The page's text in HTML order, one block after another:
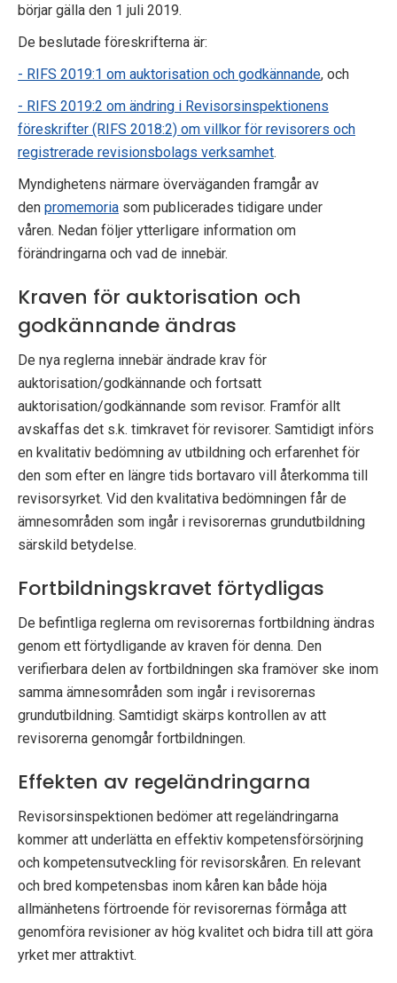
börjar gälla den 1 juli 2019.
De beslutade föreskrifterna är:
- RIFS 2019:1 om auktorisation och godkännande, och
- RIFS 2019:2 om ändring i Revisorsinspektionens
föreskrifter (RIFS 2018:2) om villkor för revisorers och
registrerade revisionsbolags verksamhet.
Myndighetens närmare överväganden framgår av
den promemoria som publicerades tidigare under
våren. Nedan följer ytterligare information om
förändringarna och vad de innebär.
Kraven för auktorisation och
godkännande ändras
De nya reglerna innebär ändrade krav för
auktorisation/godkännande och fortsatt
auktorisation/godkännande som revisor. Framför allt
avskaffas det s.k. timkravet för revisorer. Samtidigt införs
en kvalitativ bedömning av utbildning och erfarenhet för
den som efter en längre tids bortavaro vill återkomma till
revisorsyrket. Vid den kvalitativa bedömningen får de
ämnesområden som ingår i revisorernas grundutbildning
särskild betydelse.
Fortbildningskravet förtydligas
De befintliga reglerna om revisorernas fortbildning ändras
genom ett förtydligande av kraven för denna. Den
verifierbara delen av fortbildningen ska framöver ske inom
samma ämnesområden som ingår i revisorernas
grundutbildning. Samtidigt skärps kontrollen av att
revisorerna genomgår fortbildningen.
Effekten av regeländringarna
Revisorsinspektionen bedömer att regeländringarna
kommer att underlätta en effektiv kompetensförsörjning
och kompetensutveckling för revisorskåren. En relevant
och bred kompetensbas inom kåren kan både höja
allmänhetens förtroende för revisorernas förmåga att
genomföra revisioner av hög kvalitet och bidra till att göra
yrket mer attraktivt.